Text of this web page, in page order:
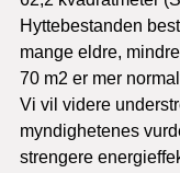
Hyttebestanden
mange eldre,
70 m2 er mer
Vi vil videre
myndighetenes
strengere